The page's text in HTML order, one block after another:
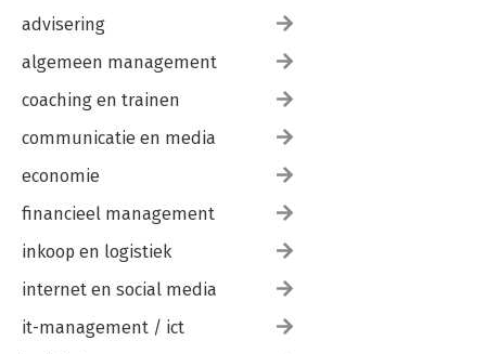
advisering
algemeen management
coaching en trainen
communicatie en media
economie
financieel management
inkoop en logistiek
internet en social media
it-management / ict